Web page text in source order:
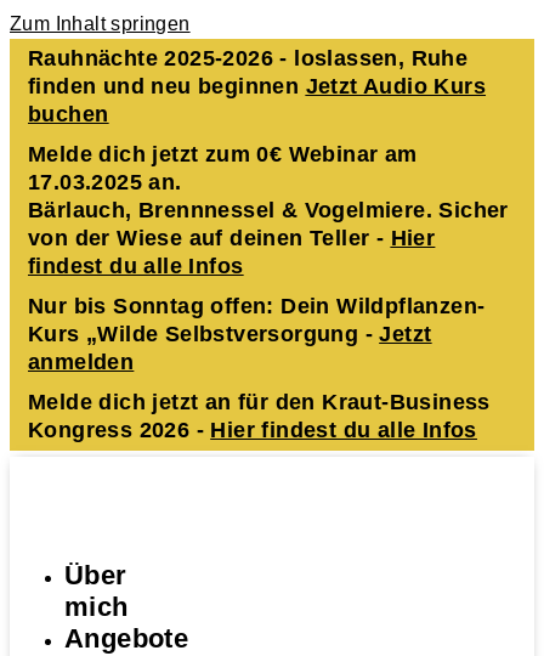
Zum Inhalt springen
Rauhnächte 2025-2026 - loslassen, Ruhe
finden und neu beginnen Jetzt Audio Kurs
buchen
Melde dich jetzt zum 0€ Webinar am
17.03.2025 an.
Bärlauch, Brennnessel & Vogelmiere. Sicher
von der Wiese auf deinen Teller - Hier
findest du alle Infos
Nur bis Sonntag offen: Dein Wildpflanzen-
Kurs „Wilde Selbstversorgung -Jetzt
anmelden
Melde dich jetzt an für den Kraut-Business
Kongress 2026 - Hier findest du alle Infos
Über
mich
Angebote